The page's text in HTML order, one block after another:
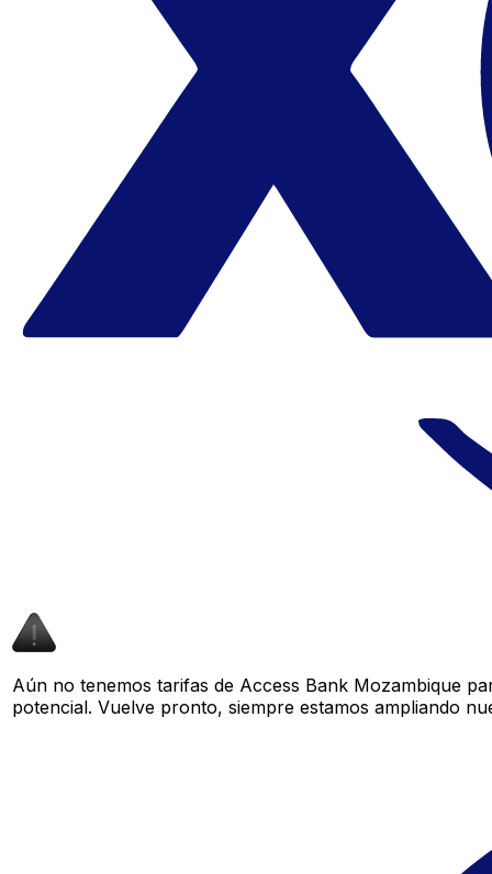
Aún no tenemos tarifas de Access Bank Mozambique
potencial. Vuelve pronto, siempre estamos ampliando